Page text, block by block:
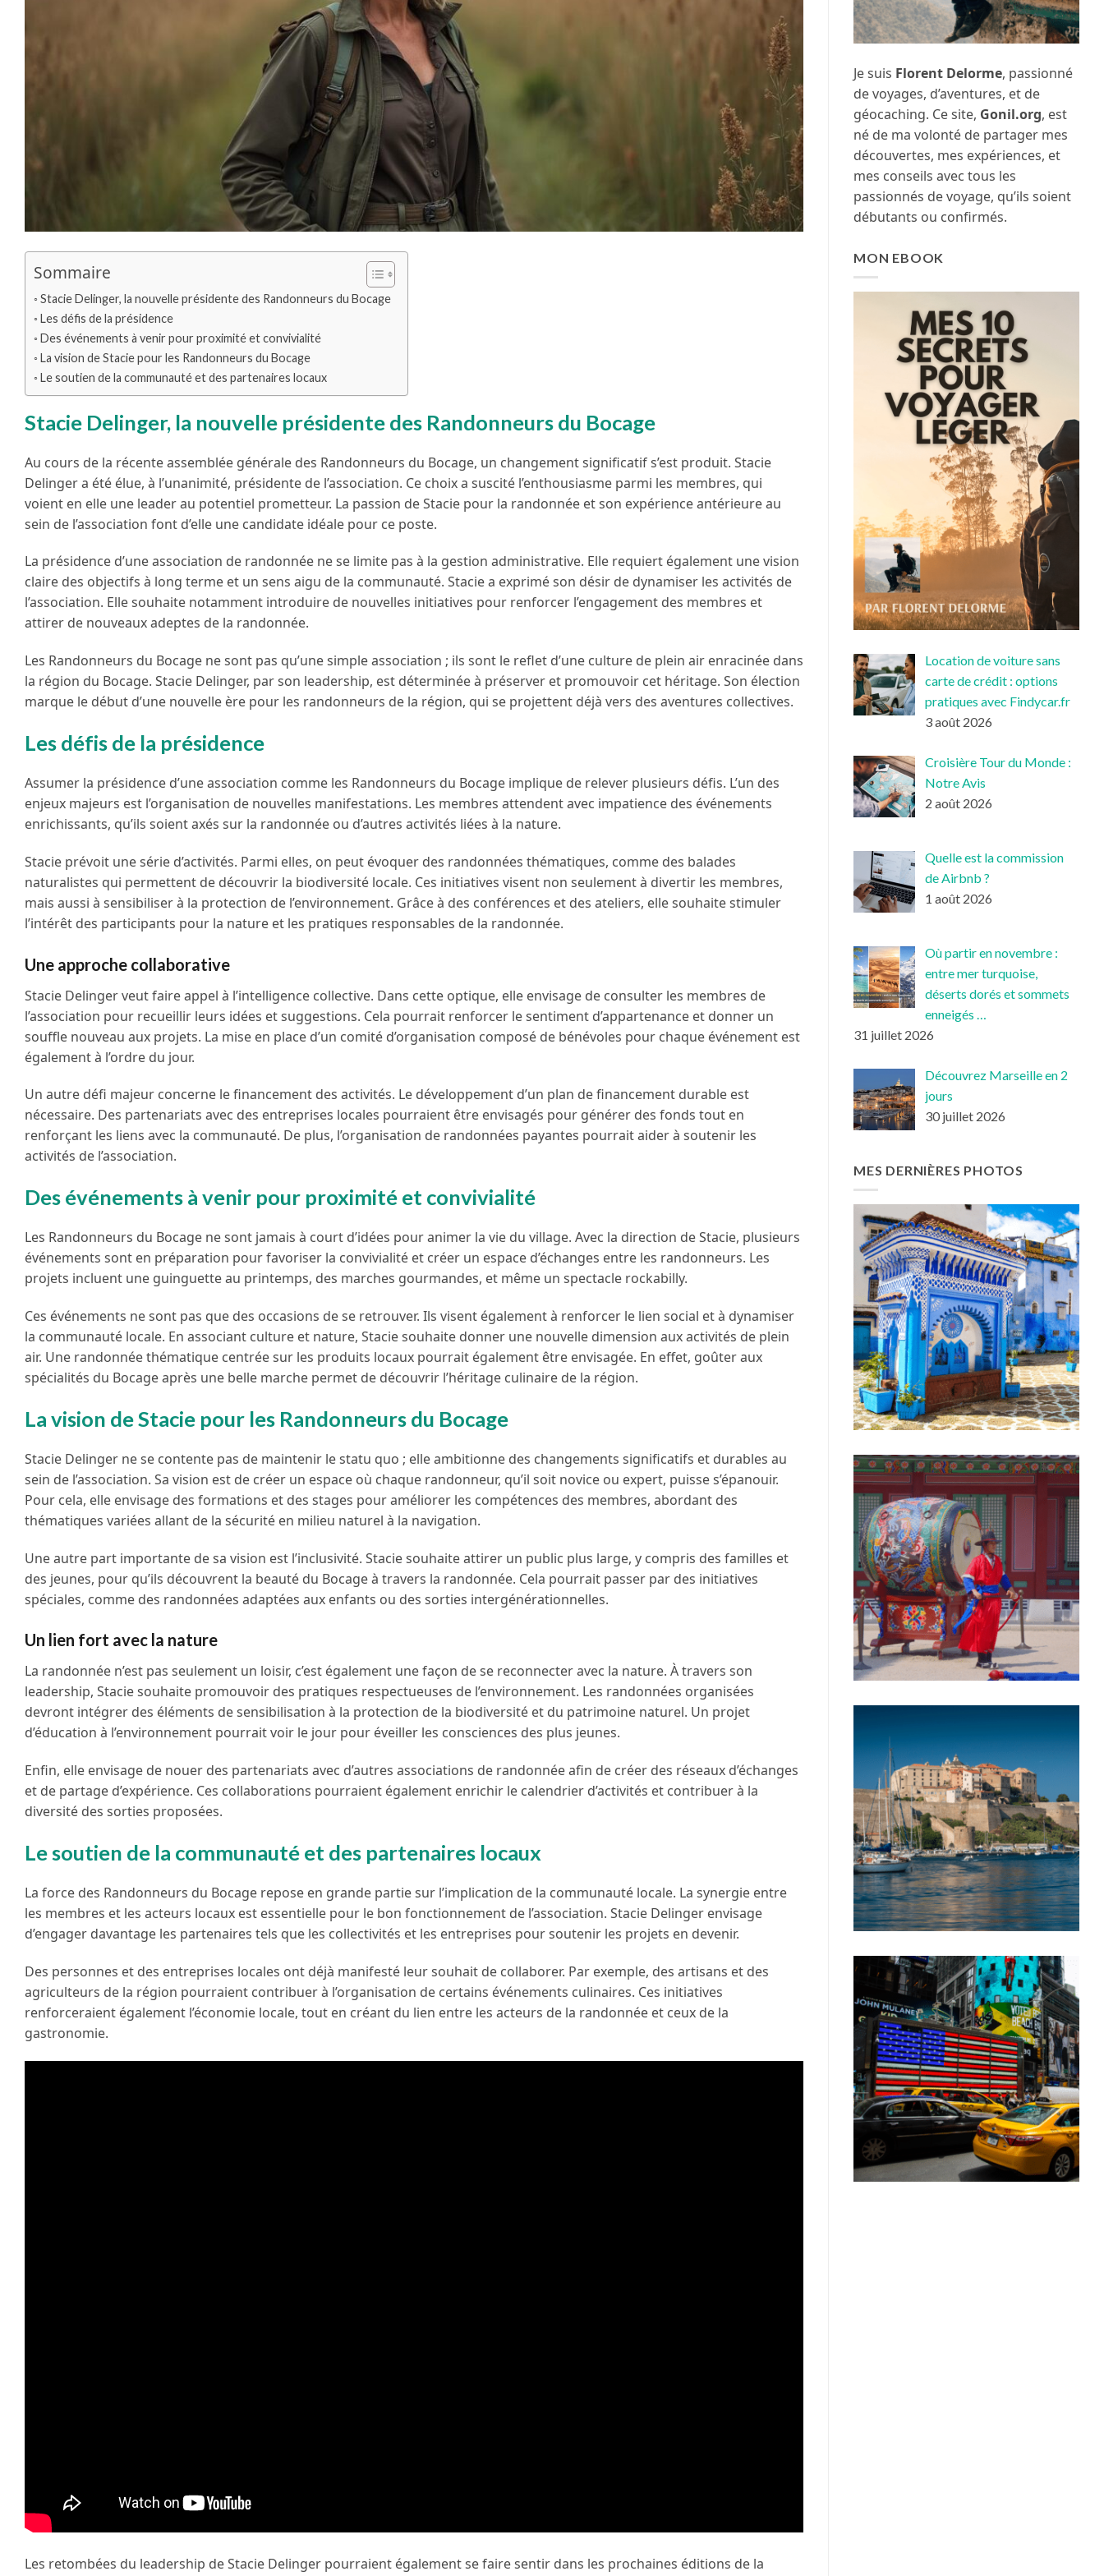
Sommaire
Stacie Delinger, la nouvelle présidente des Randonneurs du Bocage
Les défis de la présidence
Des événements à venir pour proximité et convivialité
La vision de Stacie pour les Randonneurs du Bocage
Le soutien de la communauté et des partenaires locaux
Stacie Delinger, la nouvelle présidente des Randonneurs du Bocage
Au cours de la récente assemblée générale des Randonneurs du Bocage, un changement significatif s’est produit. Stacie
Delinger a été élue, à l’unanimité, présidente de l’association. Ce choix a suscité l’enthousiasme parmi les membres, qui
voient en elle une leader au potentiel prometteur. La passion de Stacie pour la randonnée et son expérience antérieure au
sein de l’association font d’elle une candidate idéale pour ce poste.
La présidence d’une association de randonnée ne se limite pas à la gestion administrative. Elle requiert également une vision
claire des objectifs à long terme et un sens aigu de la communauté. Stacie a exprimé son désir de dynamiser les activités de
l’association. Elle souhaite notamment introduire de nouvelles initiatives pour renforcer l’engagement des membres et
attirer de nouveaux adeptes de la randonnée.
Les Randonneurs du Bocage ne sont pas qu’une simple association ; ils sont le reflet d’une culture de plein air enracinée dans
la région du Bocage. Stacie Delinger, par son leadership, est déterminée à préserver et promouvoir cet héritage. Son élection
marque le début d’une nouvelle ère pour les randonneurs de la région, qui se projettent déjà vers des aventures collectives.
Les défis de la présidence
Assumer la présidence d’une association comme les Randonneurs du Bocage implique de relever plusieurs défis. L’un des
enjeux majeurs est l’organisation de nouvelles manifestations. Les membres attendent avec impatience des événements
enrichissants, qu’ils soient axés sur la randonnée ou d’autres activités liées à la nature.
Stacie prévoit une série d’activités. Parmi elles, on peut évoquer des randonnées thématiques, comme des balades
naturalistes qui permettent de découvrir la biodiversité locale. Ces initiatives visent non seulement à divertir les membres,
mais aussi à sensibiliser à la protection de l’environnement. Grâce à des conférences et des ateliers, elle souhaite stimuler
l’intérêt des participants pour la nature et les pratiques responsables de la randonnée.
Une approche collaborative
Stacie Delinger veut faire appel à l’intelligence collective. Dans cette optique, elle envisage de consulter les membres de
l’association pour recueillir leurs idées et suggestions. Cela pourrait renforcer le sentiment d’appartenance et donner un
souffle nouveau aux projets. La mise en place d’un comité d’organisation composé de bénévoles pour chaque événement est
également à l’ordre du jour.
Un autre défi majeur concerne le financement des activités. Le développement d’un plan de financement durable est
nécessaire. Des partenariats avec des entreprises locales pourraient être envisagés pour générer des fonds tout en
renforçant les liens avec la communauté. De plus, l’organisation de randonnées payantes pourrait aider à soutenir les
activités de l’association.
Des événements à venir pour proximité et convivialité
Les Randonneurs du Bocage ne sont jamais à court d’idées pour animer la vie du village. Avec la direction de Stacie, plusieurs
événements sont en préparation pour favoriser la convivialité et créer un espace d’échanges entre les randonneurs. Les
projets incluent une guinguette au printemps, des marches gourmandes, et même un spectacle rockabilly.
Ces événements ne sont pas que des occasions de se retrouver. Ils visent également à renforcer le lien social et à dynamiser
la communauté locale. En associant culture et nature, Stacie souhaite donner une nouvelle dimension aux activités de plein
air. Une randonnée thématique centrée sur les produits locaux pourrait également être envisagée. En effet, goûter aux
spécialités du Bocage après une belle marche permet de découvrir l’héritage culinaire de la région.
La vision de Stacie pour les Randonneurs du Bocage
Stacie Delinger ne se contente pas de maintenir le statu quo ; elle ambitionne des changements significatifs et durables au
sein de l’association. Sa vision est de créer un espace où chaque randonneur, qu’il soit novice ou expert, puisse s’épanouir.
Pour cela, elle envisage des formations et des stages pour améliorer les compétences des membres, abordant des
thématiques variées allant de la sécurité en milieu naturel à la navigation.
Une autre part importante de sa vision est l’inclusivité. Stacie souhaite attirer un public plus large, y compris des familles et
des jeunes, pour qu’ils découvrent la beauté du Bocage à travers la randonnée. Cela pourrait passer par des initiatives
spéciales, comme des randonnées adaptées aux enfants ou des sorties intergénérationnelles.
Un lien fort avec la nature
La randonnée n’est pas seulement un loisir, c’est également une façon de se reconnecter avec la nature. À travers son
leadership, Stacie souhaite promouvoir des pratiques respectueuses de l’environnement. Les randonnées organisées
devront intégrer des éléments de sensibilisation à la protection de la biodiversité et du patrimoine naturel. Un projet
d’éducation à l’environnement pourrait voir le jour pour éveiller les consciences des plus jeunes.
Enfin, elle envisage de nouer des partenariats avec d’autres associations de randonnée afin de créer des réseaux d’échanges
et de partage d’expérience. Ces collaborations pourraient également enrichir le calendrier d’activités et contribuer à la
diversité des sorties proposées.
Le soutien de la communauté et des partenaires locaux
La force des Randonneurs du Bocage repose en grande partie sur l’implication de la communauté locale. La synergie entre
les membres et les acteurs locaux est essentielle pour le bon fonctionnement de l’association. Stacie Delinger envisage
d’engager davantage les partenaires tels que les collectivités et les entreprises pour soutenir les projets en devenir.
Des personnes et des entreprises locales ont déjà manifesté leur souhait de collaborer. Par exemple, des artisans et des
agriculteurs de la région pourraient contribuer à l’organisation de certains événements culinaires. Ces initiatives
renforceraient également l’économie locale, tout en créant du lien entre les acteurs de la randonnée et ceux de la
gastronomie.
Les retombées du leadership de Stacie Delinger pourraient également se faire sentir dans les prochaines éditions de la
Je suis Florent Delorme, passionné
de voyages, d’aventures, et de
géocaching. Ce site, Gonil.org, est
né de ma volonté de partager mes
découvertes, mes expériences, et
mes conseils avec tous les
passionnés de voyage, qu’ils soient
débutants ou confirmés.
MON EBOOK
Location de voiture sans
carte de crédit : options
pratiques avec Findycar.fr
3 août 2026
Croisière Tour du Monde :
Notre Avis
2 août 2026
Quelle est la commission
de Airbnb ?
1 août 2026
Où partir en novembre :
entre mer turquoise,
déserts dorés et sommets
enneigés …
31 juillet 2026
Découvrez Marseille en 2
jours
30 juillet 2026
MES DERNIÈRES PHOTOS